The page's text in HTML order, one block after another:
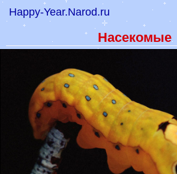
Насекомые
Happy-Year.Narod.ru
-Коты, кошки, котики
Тигры и дикие кошки
Обои волки и лисы
-Обои лошади
-
Обои знаков зодиака
Обои фэнтези
Праздники 2023
Гадание онлайн
-
Книга судеб
-Книга перемен
Гороскоп на сегодня